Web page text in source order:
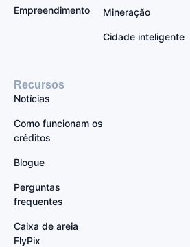
Empreendimento Mineração
Cidade inteligente
Recursos
Notícias
Como funcionam os
créditos
Blogue
Perguntas
frequentes
Caixa de areia
FlyPix